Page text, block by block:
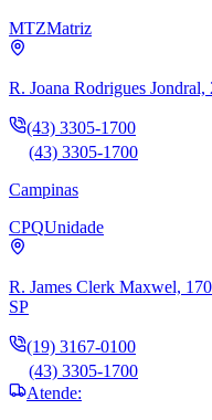
MTZMatriz
R. Joana Rodrigues
(43) 3305-1700
(43) 3305-1700
Campinas
CPQUnidade
R. James Clerk Maxwel,
SP
(19) 3167-0100
(43) 3305-1700
Atende: